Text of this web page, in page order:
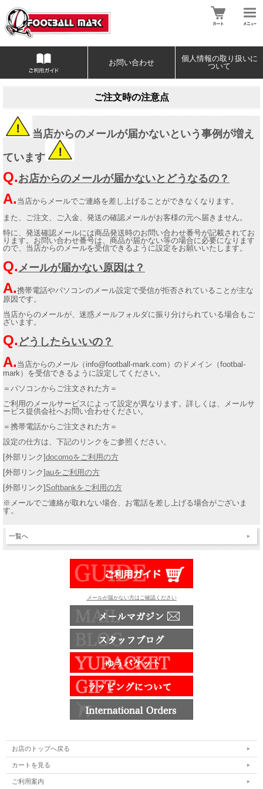
お問い合わせ
個人情報の取り扱いに
ついて
ご注文時の注意点
当店からのメールが届かないという事例が増え
ています
Q.お店からのメールが届かないとどうなるの？
A.当店からメールでご連絡を差し上げることができなくなります。
また、ご注文、ご入金、発送の確認メールがお客様の元へ届きません。
特に、発送確認メールには商品発送時のお問い合わせ番号が記載されてお
ります。お問い合わせ番号は、商品が届かない等の場合に必要になります
ので、当店からのメールを受信できるように設定をお願いいたします。
Q.メールが届かない原因は？
A.携帯電話やパソコンのメール設定で受信が拒否されていることが主な
原因です。
当店からのメールが、迷惑メールフォルダに振り分けられている場合もご
ざいます。
Q.どうしたらいいの？
A.当店からのメール（info@football-mark.com）のドメイン（footbal-
mark）を受信できるように設定してください。
＝パソコンからご注文された方＝
ご利用のメールサービスによって設定が異なります。詳しくは、メールサ
ービス提供会社へお問い合わせください。
＝携帯電話からご注文された方＝
設定の仕方は、下記のリンクをご参照ください。
[外部リンク]docomoをご利用の方
[外部リンク]auをご利用の方
[外部リンク]Softbankをご利用の方
※メールでご連絡が取れない場合、お電話を差し上げる場合がございま
す。
一覧へ
メールが届かない方はご確認ください
お店のトップへ戻る
カートを見る
ご利用案内